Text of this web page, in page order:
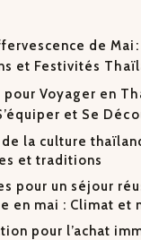
de Mai:
et Festivités
pour Voyager en
et Se
de la culture
et traditions
pour un séjour
en mai : Climat et
pour l’achat